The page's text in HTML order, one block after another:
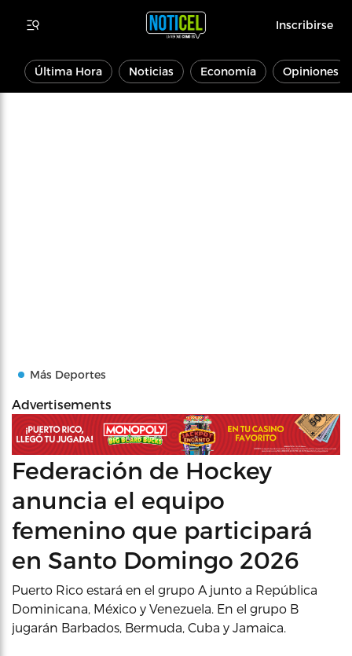
Inscribirse
Última Hora Noticias Economía Opiniones
Más Deportes
Advertisements
Federación de Hockey
anuncia el equipo
femenino que participará
en Santo Domingo 2026
Puerto Rico estará en el grupo A junto a República
Dominicana, México y Venezuela. En el grupo B
jugarán Barbados, Bermuda, Cuba y Jamaica.